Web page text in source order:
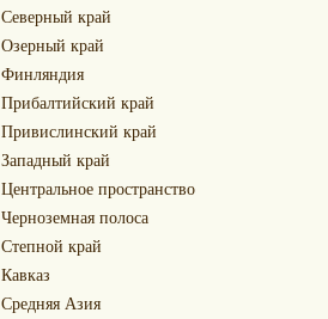
Северный край
Озерный край
Финляндия
Прибалтийский край
Привислинский край
Западный край
Центральное пространство
Черноземная полоса
Степной край
Кавказ
Средняя Азия